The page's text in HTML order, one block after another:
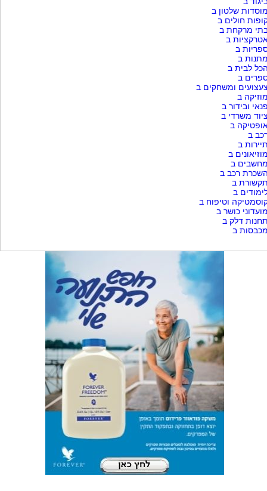
שלטון ב
חולים ב
מרקחת ב
ב
ב
ב
לבית ב
ב
ומשחקים ב
ב
ובידור ב
משרדי ב
ב
ב
ב
ב
ב
רכב ב
ב
ב
וטיפוח ב
כושר ב
דלק ב
ב